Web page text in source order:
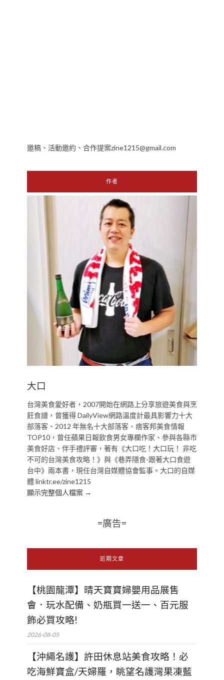
邀稿、活動邀約、合作提案zine1215@gmail.com
作者
大口
台灣美食愛好者，2007開始在網路上分享旅遊美食與烹
飪食譜，曾獲得 DailyView網路溫度計最具影響力十大
部落客、2012 年無名十大部落客、痞客邦美食情報
TOP10，曾任蘋果日報飲食男女專欄作家、參與各縣市
美食好店、伴手禮評審，著有《大口吃！大口玩！ 非吃
不可的台灣美食攻略！》與《巷弄隱食-跟著大口食遊
台中》兩本書，現任台灣自媒體協會監事。大口的自媒
體 linktr.ee/zine1215
顯示完整個人檔案 →
=廣告=
近期文章
【桃園龍潭】晴天寶寶婦嬰用品展售
會．玩水配備、奶瓶買一送一、百元服
飾必買攻略!
2026-08-05
【沖繩名護】許田休息站美食攻略！必
吃海鮮寶盒/天婦羅，眺望名護灣果凍藍